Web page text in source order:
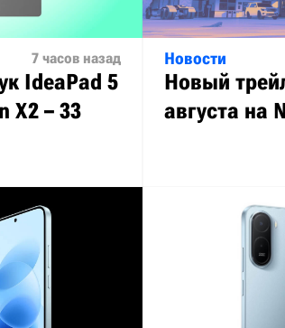
7 часов назад
IdeaPad 5
X2 – 33
Новости
Новый
августа на